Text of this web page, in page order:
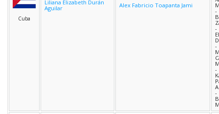
Cuba
Liliana Elizabeth Durán
Aguilar
Alex Fabricio Toapanta Jami
-
-
-
-
-